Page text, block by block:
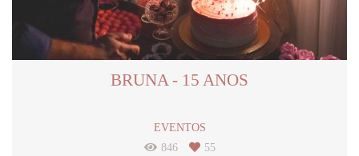
BRUNA - 15 ANOS
EVENTOS
846
55